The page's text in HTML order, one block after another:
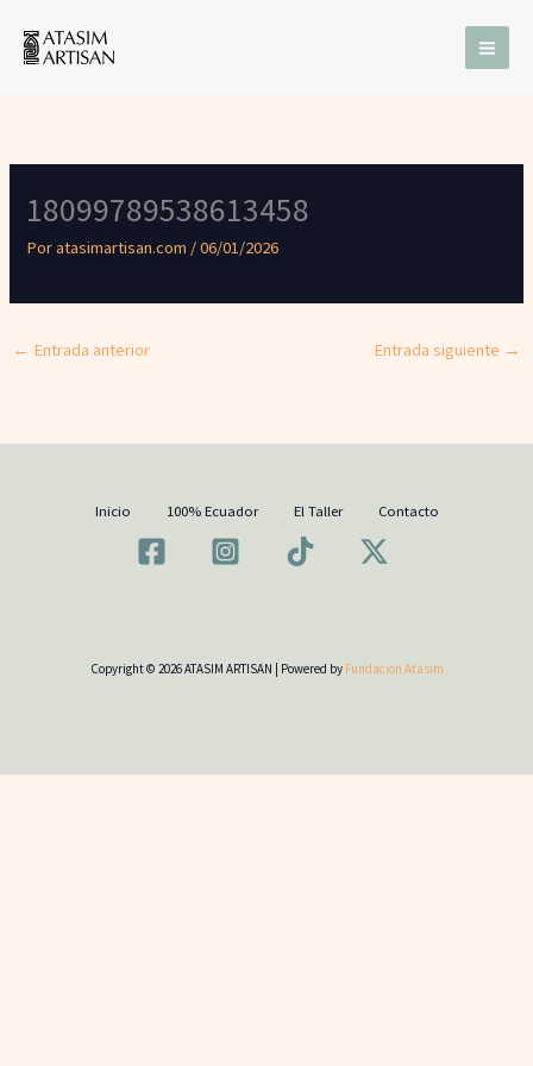
contenido
18099789538613458
Poratasimartisan.com /06/01/2026
← Entrada anterior Entrada siguiente →
Inicio 100% Ecuador El Taller Contacto
Copyright © 2026 ATASIM ARTISAN | Powered by Fundacion Atasim